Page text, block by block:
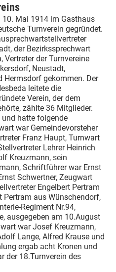
10. Mai 1914 im Gasthaus
Turnverein gegründet.
der Bezirkssprechwart
Vertreter der Turnvereine
Neustadt,
Hermsdorf gekommen. Der
leitete die
Verein, der dem
zählte 36 Mitglieder.
und hatte folgende
war Gemeindevorsteher
Franz Haupt, Turnwart
Lehrer Heinrich
Kreuzmann, sein
Schriftführer war Ernst
Schwertner, Zeugwart
Engelbert Pertram
Pertram aus Wünschendorf,
Regiment Nr.94,
ausgegeben am 10.August
war Josef Kreuzmann,
Lange, Alfred Krause und
ergab acht Kronen und
der 18.Turnverein des